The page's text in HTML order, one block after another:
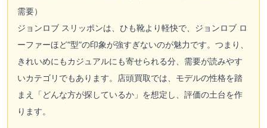
需要）
ジョンロブ スリッポンは、ひも靴より軽快で、ジョンロブ ロ
ーファーほど“型”の印象が強すぎないのが魅力です。つまり、
きれいめにもカジュアルにも寄せられる分、需要が読みやす
いカテゴリでもあります。店頭買取では、モデルの性格を踏
まえ「どんな方が探しているか」を想定し、評価の土台を作
ります。